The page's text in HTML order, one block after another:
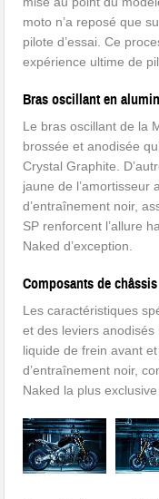
moto n’a reposé que
pilote d’essai. Ce
expérience ultime de
Bras oscillant en
Le bras oscillant de la
brossée et anodisée
Crystal Graphite.
jaune de l’amortisseur
d’entraînement noir,
SP renforcent l’allure
Naked d’exception.
Composants de
Les caractéristiques
et des leviers
liquide de frein avant
d’entraînement noir,
Naked la plus